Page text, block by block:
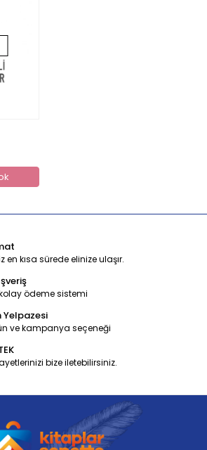
en kısa sürede elinize ulaşır.
ödeme sistemi
Yelpazesi
ve kampanya seçeneği
bize iletebilirsiniz.